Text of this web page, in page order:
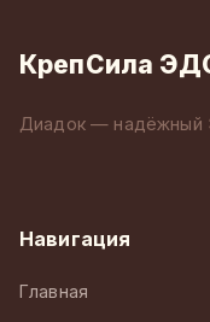
КрепСила
Диадок — надёжный
Навигация
Главная